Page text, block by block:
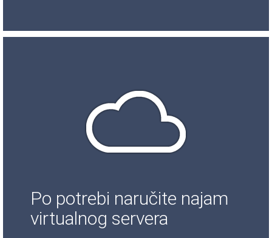
Po potrebi naručite najam
virtualnog servera